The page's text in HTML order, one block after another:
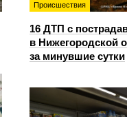
Происшествия
16 ДТП с
в Нижегородской
за минувшие сутки